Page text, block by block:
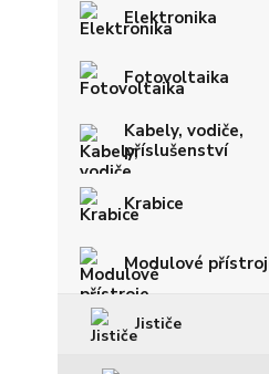
Elektronika
Fotovoltaika
Kabely, vodiče,
příslušenství
Krabice
Modulové
Jističe